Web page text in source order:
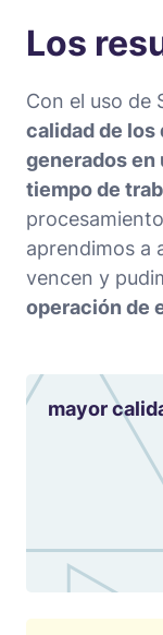
Los
Con el uso de
calidad de
generados en
tiempo de
aprendimos a
vencen y
operación de
mayor